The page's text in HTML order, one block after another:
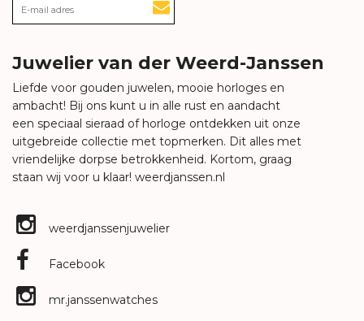
Juwelier van der Weerd-Janssen
Liefde voor gouden juwelen, mooie horloges en
ambacht! Bij ons kunt u in alle rust en aandacht
een speciaal sieraad of horloge ontdekken uit onze
uitgebreide collectie met topmerken. Dit alles met
vriendelijke dorpse betrokkenheid. Kortom, graag
staan wij voor u klaar! weerdjanssen.nl
weerdjanssenjuwelier
Facebook
mr.janssenwatches